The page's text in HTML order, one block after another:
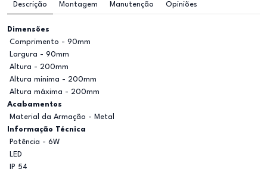
Descrição Montagem Manutenção Opiniões
Dimensões
Comprimento - 90mm
Largura - 90mm
Altura - 200mm
Altura minima - 200mm
Altura máxima - 200mm
Acabamentos
Material da Armação - Metal
Informação Técnica
Potência - 6W
LED
IP 54